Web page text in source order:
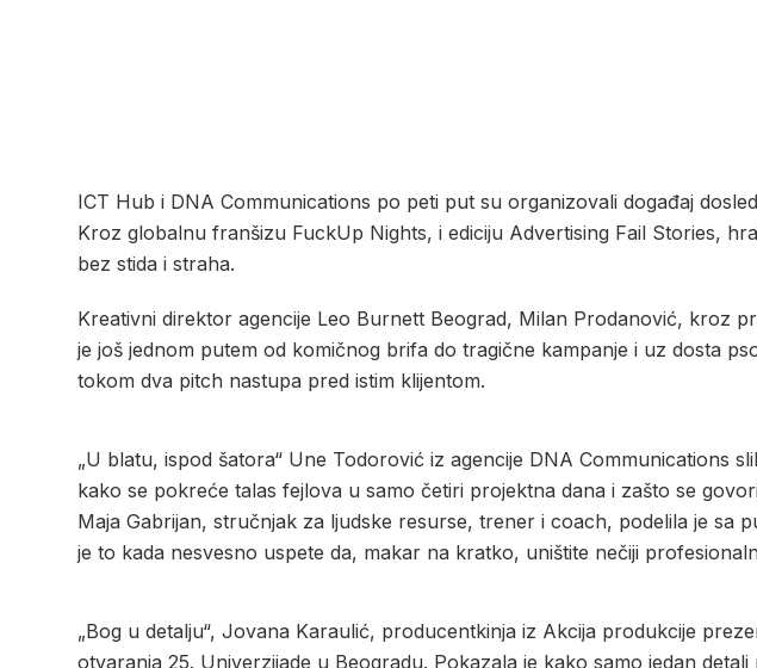
ICT Hub i DNA Communications po peti put su organizovali događaj
Kroz globalnu franšizu FuckUp Nights, i ediciju Advertising Fail Stories,
bez stida i straha.
Kreativni direktor agencije Leo Burnett Beograd, Milan Prodanović, kroz
je još jednom putem od komičnog brifa do tragične kampanje i uz dosta
tokom dva pitch nastupa pred istim klijentom.
„U blatu, ispod šatora“ Une Todorović iz agencije DNA Communications
kako se pokreće talas fejlova u samo četiri projektna dana i zašto se
Maja Gabrijan, stručnjak za ljudske resurse, trener i coach, podelila je sa
je to kada nesvesno uspete da, makar na kratko, uništite nečiji
„Bog u detalju“, Jovana Karaulić, producentkinja iz Akcija produkcije
otvaranja 25. Univerzijade u Beogradu. Pokazala je kako samo jedan